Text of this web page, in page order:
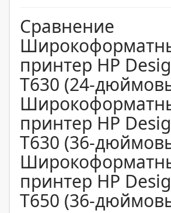
Сравнение
принтер HP
T630 (24-
принтер HP
T630 (36-
принтер HP
T650 (36-